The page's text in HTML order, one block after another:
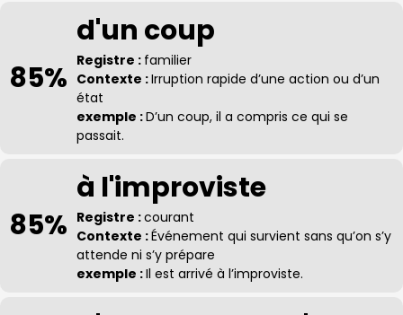
85%
d'un coup
Registre : familier
Contexte :Irruption rapide d’une action ou d’un
état
exemple :D’un coup, il a compris ce qui se
passait.
85%
à l'improviste
Registre :courant
Contexte :Événement qui survient sans qu’on s’y
attende ni s’y prépare
exemple :Il est arrivé à l’improviste.